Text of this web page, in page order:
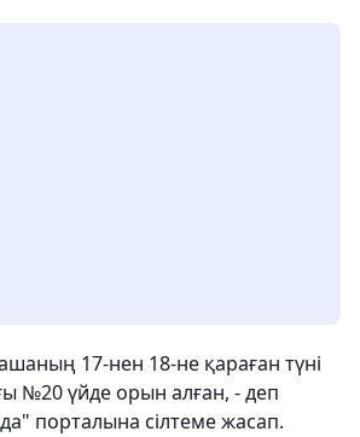
17-нен 18-не қараған түні
№20 үйде орын алған, - деп
порталына сілтеме жасап.